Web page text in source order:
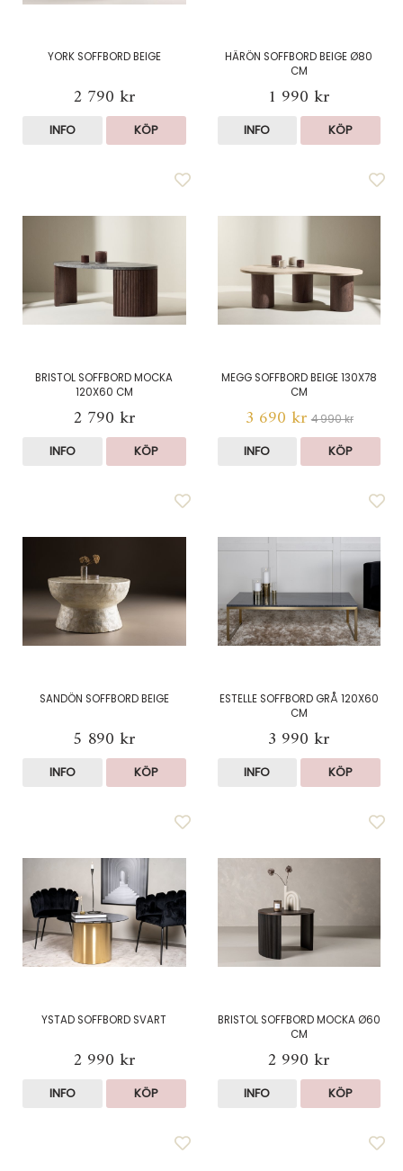
YORK SOFFBORD BEIGE
2 790 kr
INFO KÖP
HÄRÖN SOFFBORD BEIGE Ø80
CM
1 990 kr
INFO KÖP
BRISTOL SOFFBORD MOCKA
120X60 CM
2 790 kr
INFO KÖP
MEGG SOFFBORD BEIGE 130X78
CM
3 690 kr 4 990 kr
INFO KÖP
SANDÖN SOFFBORD BEIGE
5 890 kr
INFO KÖP
ESTELLE SOFFBORD GRÅ 120X60
CM
3 990 kr
INFO KÖP
YSTAD SOFFBORD SVART
2 990 kr
INFO KÖP
BRISTOL SOFFBORD MOCKA Ø60
CM
2 990 kr
INFO KÖP